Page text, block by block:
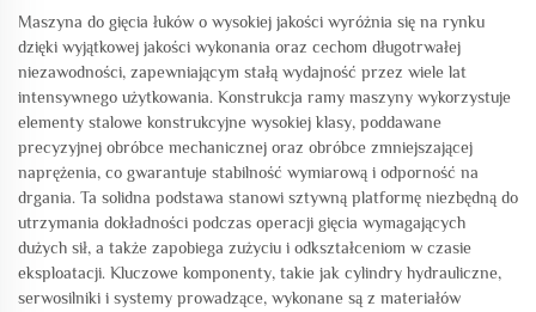
Maszyna do gięcia łuków o wysokiej jakości wyróżnia się na rynku
dzięki wyjątkowej jakości wykonania oraz cechom długotrwałej
niezawodności, zapewniającym stałą wydajność przez wiele lat
intensywnego użytkowania. Konstrukcja ramy maszyny wykorzystuje
elementy stalowe konstrukcyjne wysokiej klasy, poddawane
precyzyjnej obróbce mechanicznej oraz obróbce zmniejszającej
naprężenia, co gwarantuje stabilność wymiarową i odporność na
drgania. Ta solidna podstawa stanowi sztywną platformę niezbędną do
utrzymania dokładności podczas operacji gięcia wymagających
dużych sił, a także zapobiega zużyciu i odkształceniom w czasie
eksploatacji. Kluczowe komponenty, takie jak cylindry hydrauliczne,
serwosilniki i systemy prowadzące, wykonane są z materiałów